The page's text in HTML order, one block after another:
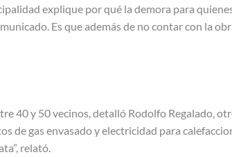
explique por qué la demora para
Es que además de no contar con la
40 y 50 vecinos, detalló Rodolfo Regalado,
de gas envasado y electricidad para
relató.